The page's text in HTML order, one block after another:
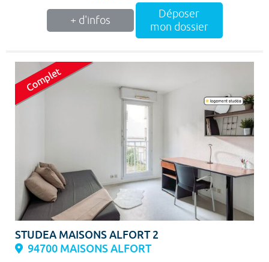
+ d'infos
Déposer
mon dossier
STUDEA MAISONS ALFORT 2
94700 MAISONS ALFORT